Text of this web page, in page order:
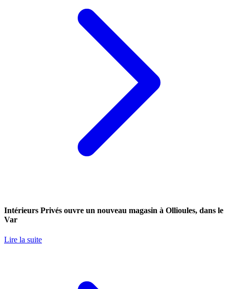
Intérieurs Privés ouvre un nouveau magasin à Ollioules, dans le
Var
Lire la suite